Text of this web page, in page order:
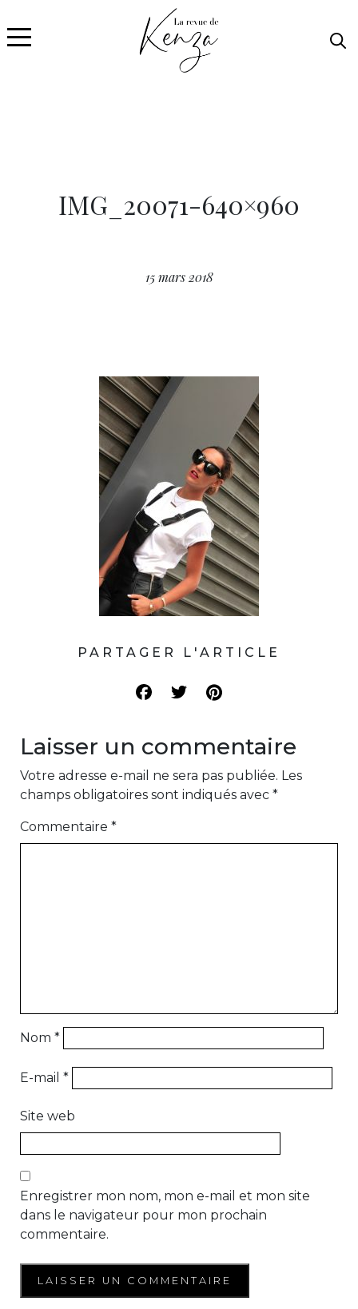
IMG_20071-640×960
15 mars 2018
PARTAGER L'ARTICLE
Laisser un commentaire
Votre adresse e-mail ne sera pas publiée. Les
champs obligatoires sont indiqués avec *
Commentaire *
Nom *
E-mail *
Site web
Enregistrer mon nom, mon e-mail et mon site
dans le navigateur pour mon prochain
commentaire.